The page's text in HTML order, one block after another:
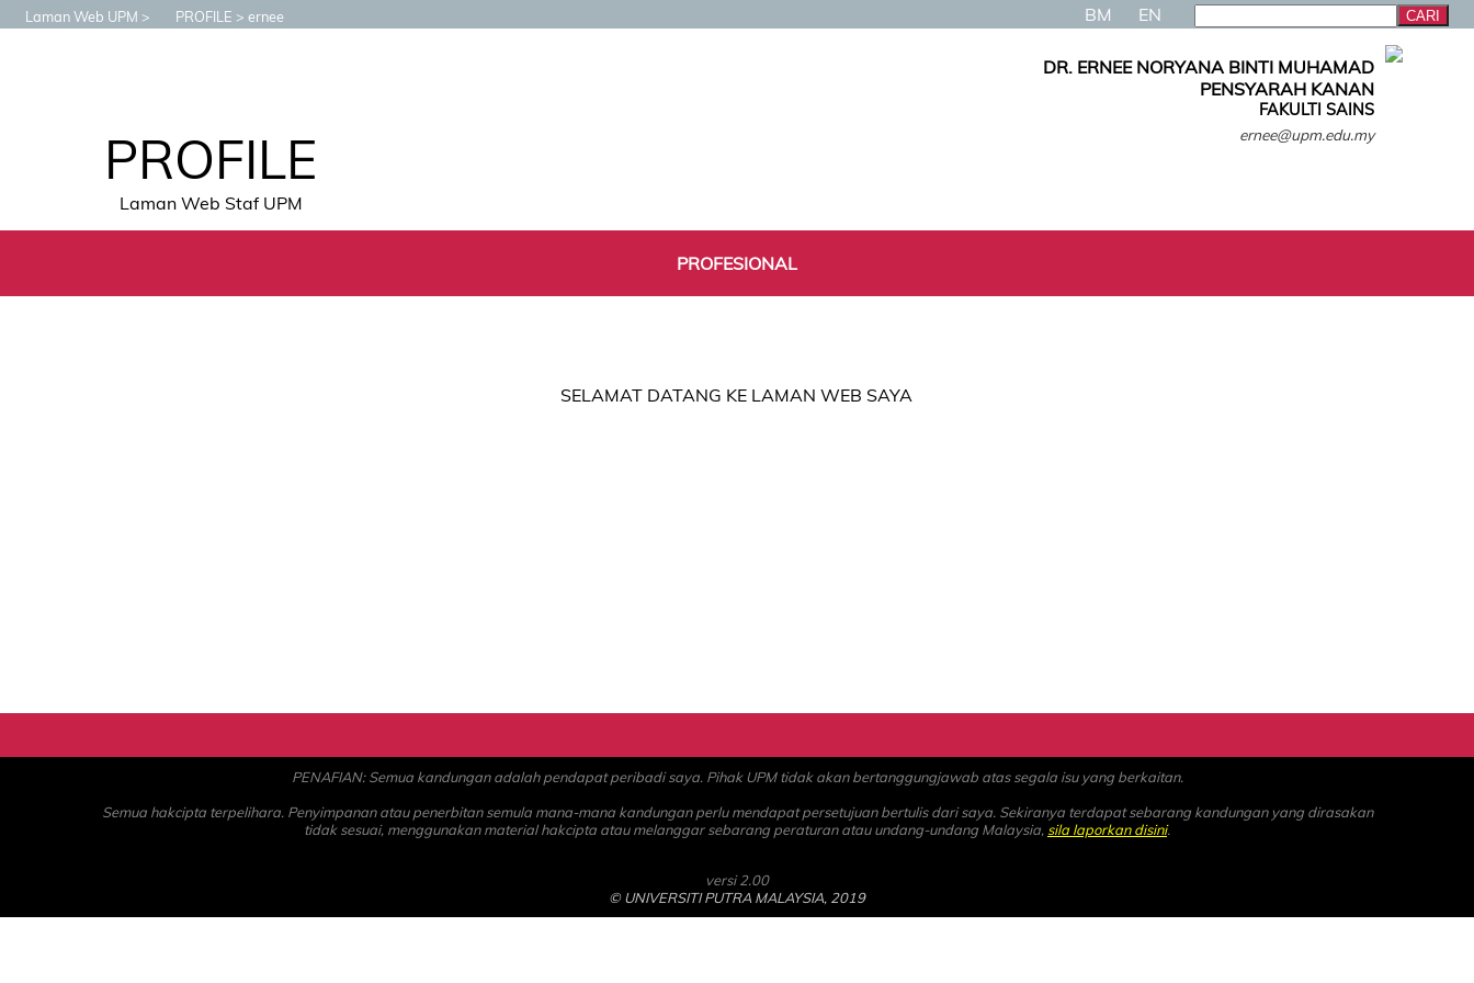
Laman Web UPM PROFILE ernee BM EN
PROFILE
Laman Web Staf UPM
DR. ERNEE NORYANA BINTI MUHAMAD
PENSYARAH KANAN
FAKULTI SAINS
ernee@upm.edu.my
PROFESIONAL
SELAMAT DATANG KE LAMAN WEB SAYA
PENAFIAN: Semua kandungan adalah pendapat peribadi saya. Pihak UPM tidak akan bertanggungjawab atas segala isu yang berkaitan.
Semua hakcipta terpelihara. Penyimpanan atau penerbitan semula mana-mana kandungan perlu mendapat persetujuan bertulis dari saya. Sekiranya terdapat sebarang kandungan yang dirasakan
tidak sesuai, menggunakan material hakcipta atau melanggar sebarang peraturan atau undang-undang Malaysia, sila laporkan disini.
versi 2.00
© UNIVERSITI PUTRA MALAYSIA, 2019